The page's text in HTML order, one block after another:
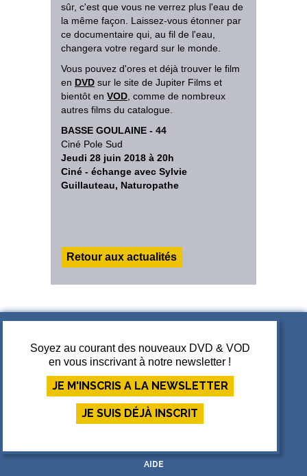
sûr, c'est que vous ne verrez plus l'eau de
la même façon. Laissez-vous étonner par
ce documentaire qui, au fil de l'eau,
changera votre regard sur le monde.
Vous pouvez d'ores et déjà trouver le film
en DVD sur le site de Jupiter Films et
bientôt en VOD, comme de nombreux
autres films du catalogue.
BASSE GOULAINE - 44
Ciné Pole Sud
Jeudi 28 juin 2018 à 20h
Ciné - échange avec Sylvie
Guillauteau, Naturopathe
Retour aux actualités
A PROPOS DE JUPITER FILMS
CGV
MENTIONS LÉGALES
PARTENAIRES
AIDE
Soyez au courant des nouveaux DVD & VOD
en vous inscrivant à notre newsletter !
JE M'INSCRIS A LA NEWSLETTER
JE SUIS DÉJÀ INSCRIT